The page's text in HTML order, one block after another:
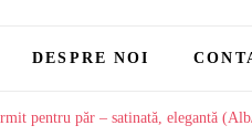
DESPRE NOI
pentru păr – satinată, elegantă